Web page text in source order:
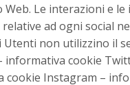
Web. Le interazioni e
relative ad ogni social
Utenti non utilizzino il
informativa cookie
cookie Instagram –